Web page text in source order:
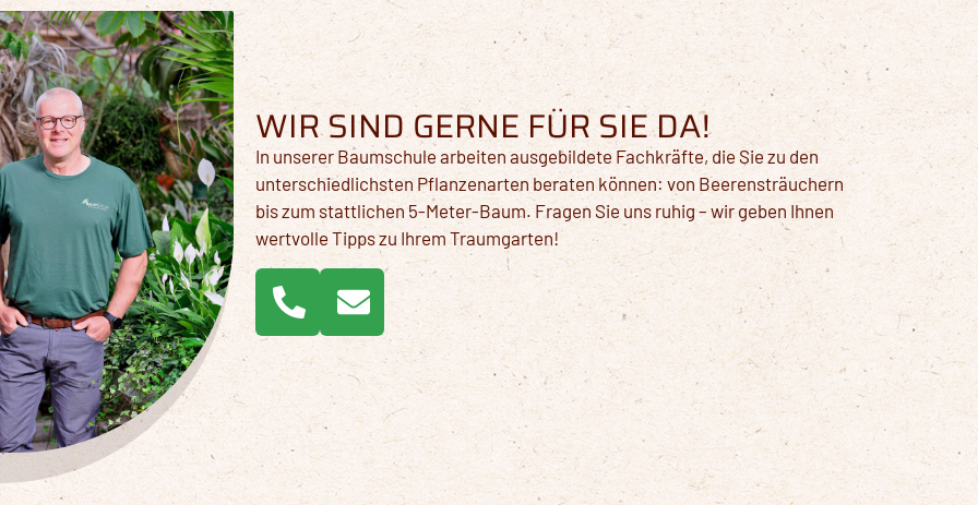
WIR SIND GERNE FÜR SIE DA!
In unserer Baumschule arbeiten ausgebildete Fachkräfte, die Sie zu den
unterschiedlichsten Pflanzenarten beraten können: von Beerensträuchern
bis zum stattlichen 5-Meter-Baum. Fragen Sie uns ruhig – wir geben Ihnen
wertvolle Tipps zu Ihrem Traumgarten!